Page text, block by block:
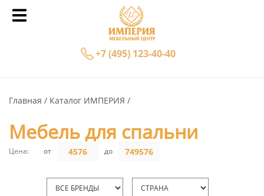
+7 (495) 123-40-40
Главная Каталог ИМПЕРИЯ
Мебель для спальни
Цена: от до